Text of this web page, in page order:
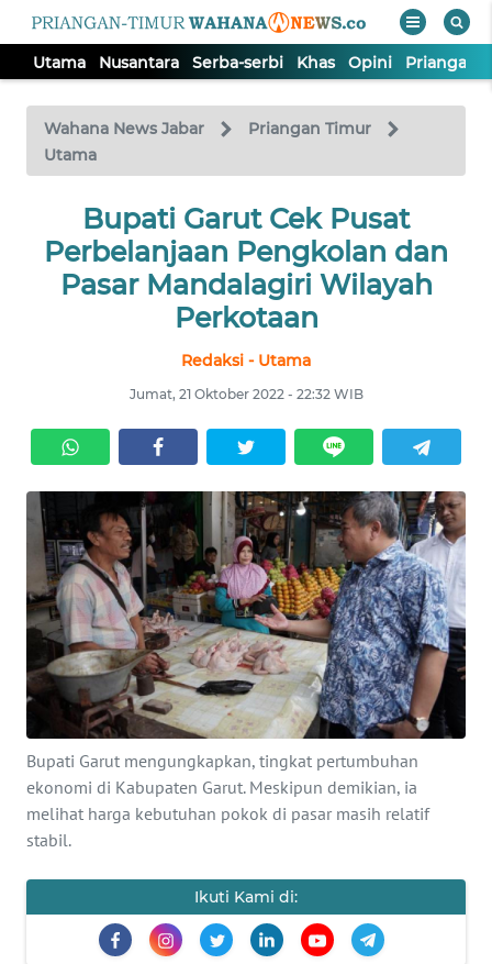
Utama Nusantara Serba-serbi Khas Opini Priangan
Wahana News Jabar
Priangan Timur
Utama
Bupati Garut Cek Pusat
Perbelanjaan Pengkolan dan
Pasar Mandalagiri Wilayah
Perkotaan
Redaksi - Utama
Jumat, 21 Oktober 2022 - 22:32 WIB
Bupati Garut mengungkapkan, tingkat pertumbuhan
ekonomi di Kabupaten Garut. Meskipun demikian, ia
melihat harga kebutuhan pokok di pasar masih relatif
stabil.
Ikuti Kami di:
TV
Tutup
NUSANTARA
OPINI
PRIANGAN
TIMUR
SUKABUMI
PURWAKARTA
INDEKS
BERITA
KAMI